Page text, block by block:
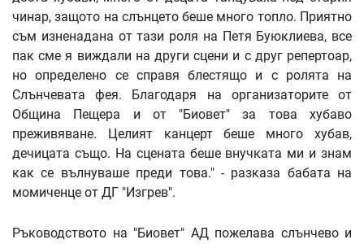
чинар, защото на слънцето беше много топло. Приятно
съм изненадана от тази роля на Петя Буюклиева, все
пак сме я виждали на други сцени и с друг репертоар,
но определено се справя блестящо и с ролята на
Слънчевата фея. Благодаря на организаторите от
Община Пещера и от "Биовет" за това хубаво
преживяване. Целият канцерт беше много хубав,
дечицата също. На сцената беше внучката ми и знам
как се вълнуваше преди това." - разказа бабата на
момиченце от ДГ "Изгрев".
Ръководството на "Биовет" АД пожелава слънчево и